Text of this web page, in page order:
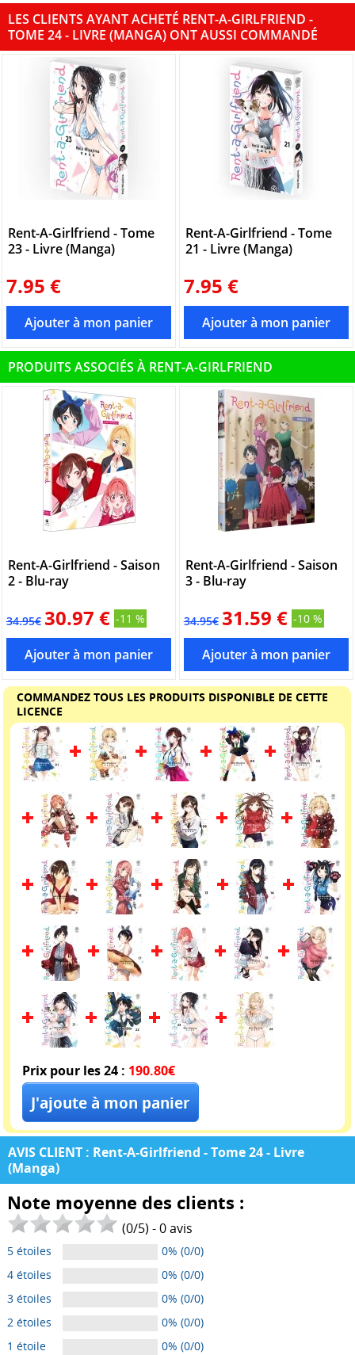
LES CLIENTS AYANT ACHETÉ RENT-A-GIRLFRIEND -
TOME 24 - LIVRE (MANGA) ONT AUSSI COMMANDÉ
Rent-A-Girlfriend - Tome
23 - Livre (Manga)
7.95 €
Rent-A-Girlfriend - Tome
21 - Livre (Manga)
7.95 €
PRODUITS ASSOCIÉS À RENT-A-GIRLFRIEND
Rent-A-Girlfriend - Saison
2 - Blu-ray
34.95€ 30.97 € -11 %
Rent-A-Girlfriend - Saison
3 - Blu-ray
34.95€ 31.59 € -10 %
COMMANDEZ TOUS LES PRODUITS DISPONIBLE DE CETTE
LICENCE
Prix pour les 24 : 190.80€
AVIS CLIENT : Rent-A-Girlfriend - Tome 24 - Livre
(Manga)
Note moyenne des clients :
(0/5) -0avis
5 étoiles
0% (0/0)
4 étoiles
0% (0/0)
3 étoiles
0% (0/0)
2 étoiles
0% (0/0)
1 étoile
0% (0/0)